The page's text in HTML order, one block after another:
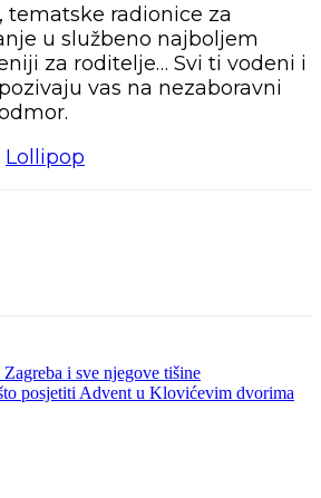
tematske radionice za
u službeno najboljem
za roditelje… Svi ti vodeni i
vas na nezaboravni
Lollipop
i sve njegove tišine
posjetiti Advent u Klovićevim dvorima